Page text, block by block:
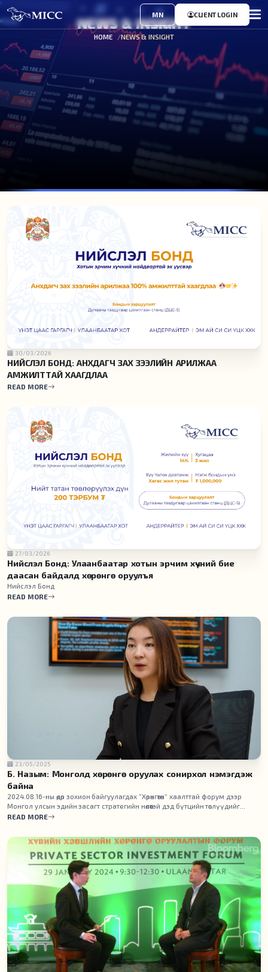
MN CLIENT LOGIN
NEWS & INSIGHT
HOME NEWS & INSIGHT
30/03/2026
НИЙСЛЭЛ БОНД: АНХДАГЧ ЗАХ ЗЭЭЛИЙН АРИЛЖАА
АМЖИЛТТАЙ ХААГДЛАА
READ MORE
27/03/2026
Нийслэл Бонд: Улаанбаатар хотын эрчим хүчний бие
даасан байдалд хөрөнгө оруулъя
Нийслэл Бонд
READ MORE
23/05/2025
Б. Назым: Монголд хөрөнгө оруулах сонирхол нэмэгдэж
байна
2024.08.16-ны өдөр зохион байгуулагдах “Хөрөнгөтөн” хаалттай форум дээр
Монгол улсын эдийн засагт стратегийн нөлөөтэй дэд бүтцийн төслүүдийг
танилцуулах гэж буй Эм Ай Си Си (Mongolia International Capital
READ MORE